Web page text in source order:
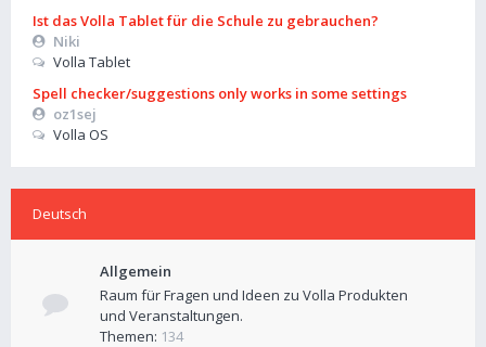
Ist das Volla Tablet für die Schule zu gebrauchen?
Niki
Volla Tablet
Spell checker/suggestions only works in some settings
oz1sej
Volla OS
Deutsch
Allgemein
Raum für Fragen und Ideen zu Volla Produkten
und Veranstaltungen.
Themen: 134